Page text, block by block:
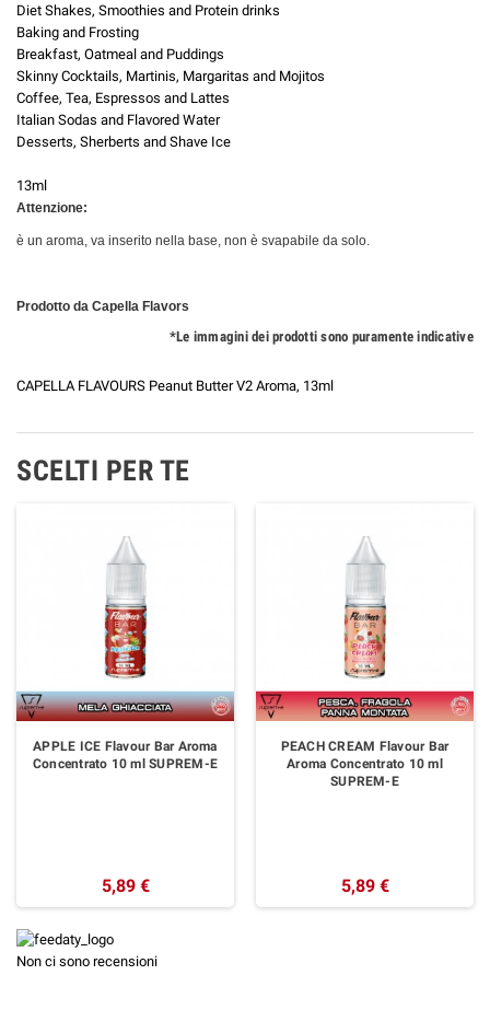
Diet Shakes, Smoothies and Protein drinks
Baking and Frosting
Breakfast, Oatmeal and Puddings
Skinny Cocktails, Martinis, Margaritas and Mojitos
Coffee, Tea, Espressos and Lattes
Italian Sodas and Flavored Water
Desserts, Sherberts and Shave Ice
13ml
Attenzione:
è un aroma, va inserito nella base, non è svapabile da solo.
Prodotto da Capella Flavors
*Le immagini dei prodotti sono puramente indicative
CAPELLA FLAVOURS Peanut Butter V2 Aroma, 13ml
SCELTI PER TE
APPLE ICE Flavour Bar Aroma
Concentrato 10 ml SUPREM-E
5,89 €
PEACH CREAM Flavour Bar
Aroma Concentrato 10 ml
SUPREM-E
5,89 €
Non ci sono recensioni